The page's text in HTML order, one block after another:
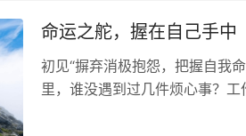
命运之舵，握在自己手中
初见“摒弃消极抱怨，把握自我
里，谁没遇到过几件烦心事？